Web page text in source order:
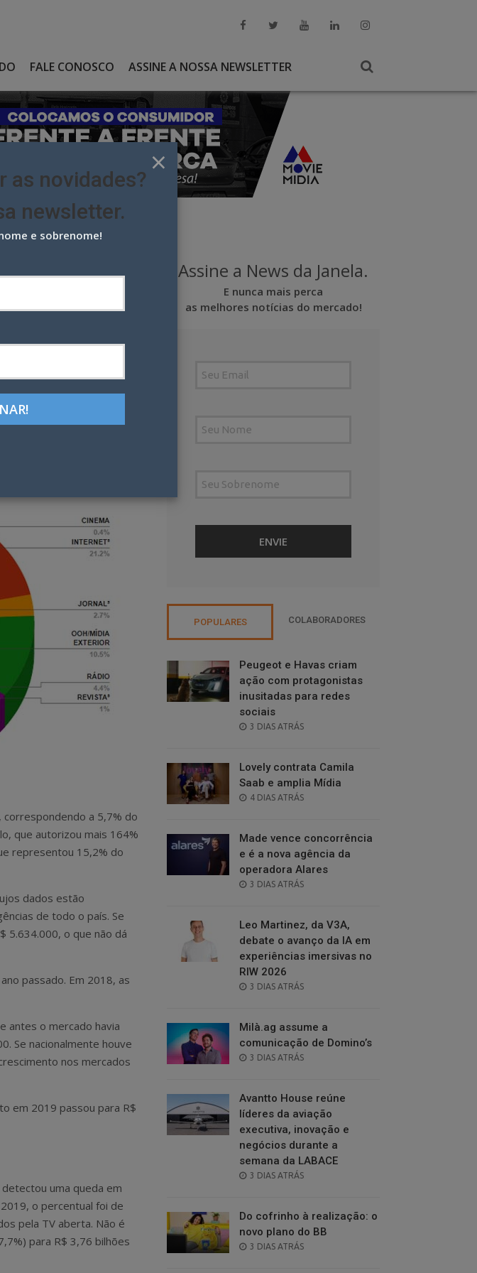
FALE CONOSCO ASSINE A NOSSA NEWSLETTER
R$ 1 bi em
correspondendo a 5,7% do
que autorizou mais 164%
representou 15,2% do
dados estão
de todo o país. Se
5.634.000, o que não dá
passado. Em 2018, as
antes o mercado havia
Se nacionalmente houve
nos mercados
em 2019 passou para R$
uma queda em
o percentual foi de
pela TV aberta. Não é
para R$ 3,76 bilhões
Assine a News da Janela.
E nunca mais perca
as melhores notícias do mercado!
POPULARES COLABORADORES
Peugeot e Havas criam
ação com protagonistas
inusitadas para redes
sociais
POSTED
3 DIAS ATRÁS
Lovely contrata Camila
Saab e amplia Mídia
POSTED
4 DIAS ATRÁS
Made vence concorrência
e é a nova agência da
operadora Alares
POSTED
3 DIAS ATRÁS
Leo Martinez, da V3A,
debate o avanço da IA em
experiências imersivas no
RIW 2026
POSTED
3 DIAS ATRÁS
Milà.ag assume a
comunicação de Domino’s
POSTED
3 DIAS ATRÁS
Avantto House reúne
líderes da aviação
executiva, inovação e
negócios durante a
semana da LABACE
POSTED
3 DIAS ATRÁS
Do cofrinho à realização: o
novo plano do BB
POSTED
3 DIAS ATRÁS
×
as novidades?
newsletter.
e sobrenome!